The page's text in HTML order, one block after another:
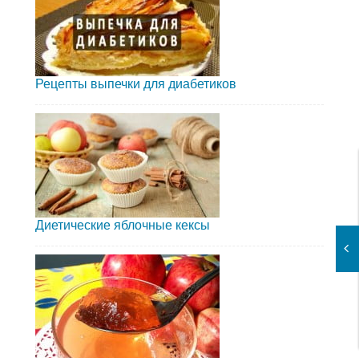
Рецепты выпечки для диабетиков
Диетические яблочные кексы